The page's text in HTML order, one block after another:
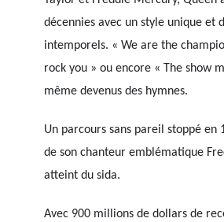
décennies avec un style unique et
intemporels. « We are the
rock you » ou encore « The show
même devenus des hymnes.
Un parcours sans pareil stoppé en
de son chanteur emblématique
atteint du sida.
Avec 900 millions de dollars de